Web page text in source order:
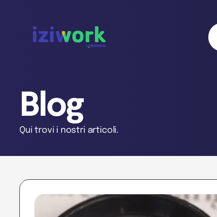
Blog
Qui trovi i nostri articoli.